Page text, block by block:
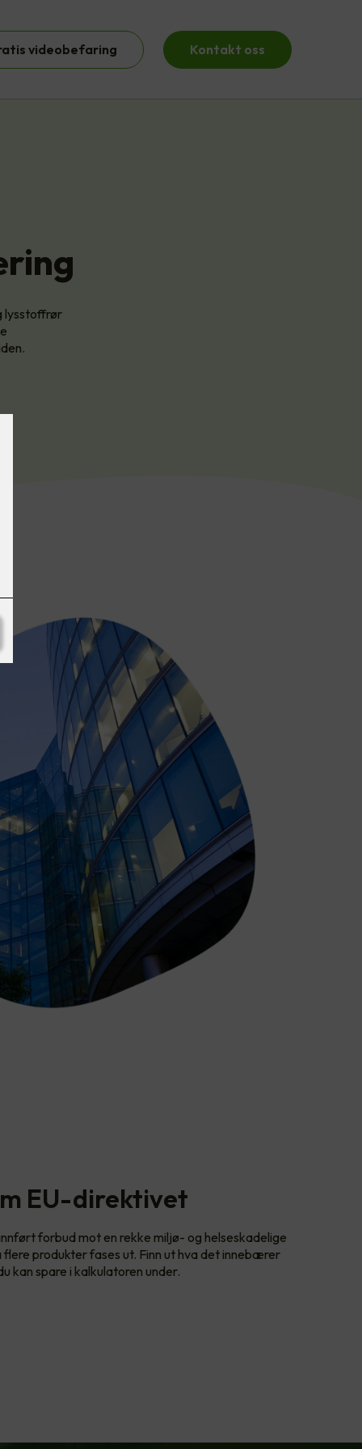
videobefaring Kontakt oss
lysstoffrør
EU-direktivet
forbud mot en rekke miljø- og helseskadelige
produkter fases ut. Finn ut hva det innebærer
kan spare i kalkulatoren under.